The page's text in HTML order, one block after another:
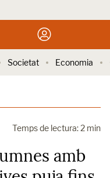
Societat Economia
Temps de lectura: 2 min
amb